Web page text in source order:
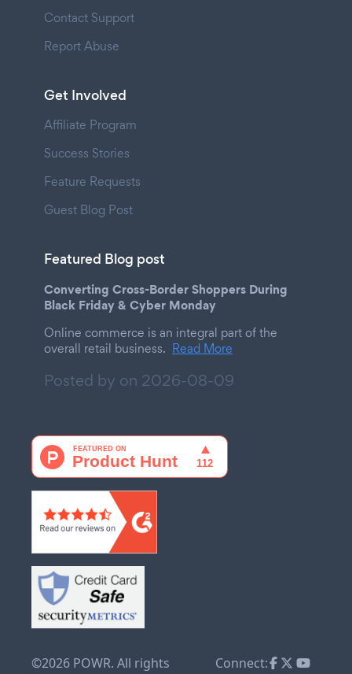
Contact Support
Report Abuse
Get Involved
Affiliate Program
Success Stories
Feature Requests
Guest Blog Post
Featured Blog post
Converting Cross-Border Shoppers During
Black Friday & Cyber Monday
Online commerce is an integral part of the
overall retail business. Read More
Posted by on 2026-08-09
©2026 POWR. All rights
Connect: